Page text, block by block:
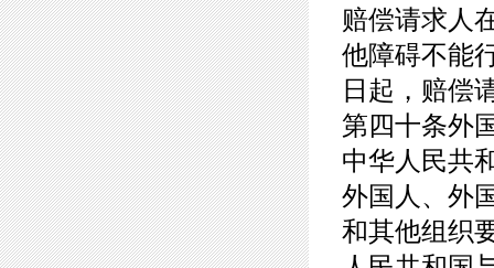
赔偿请求人
他障碍不能
日起，赔偿
第四十条外
中华人民共
外国人、外
和其他组织